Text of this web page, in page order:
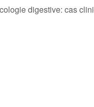
digestive: cas